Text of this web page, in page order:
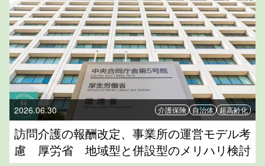
2026.06.30 介護保険 自治体 超高齢化
訪問介護の報酬改定、事業所の運営モデル考
慮 厚労省 地域型と併設型のメリハリ検討